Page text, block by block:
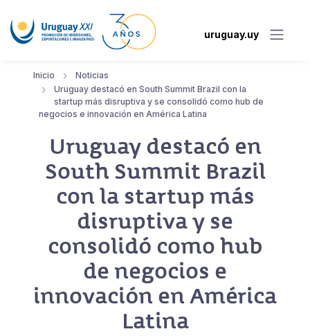
uruguay.uy
Inicio
Noticias
Uruguay destacó en South Summit Brazil con la
startup más disruptiva y se consolidó como hub de
negocios e innovación en América Latina
Uruguay destacó en
South Summit Brazil
con la startup más
disruptiva y se
consolidó como hub
de negocios e
innovación en América
Latina